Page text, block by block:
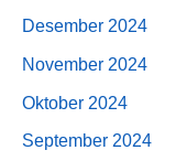
Desember 2024
November 2024
Oktober 2024
September 2024